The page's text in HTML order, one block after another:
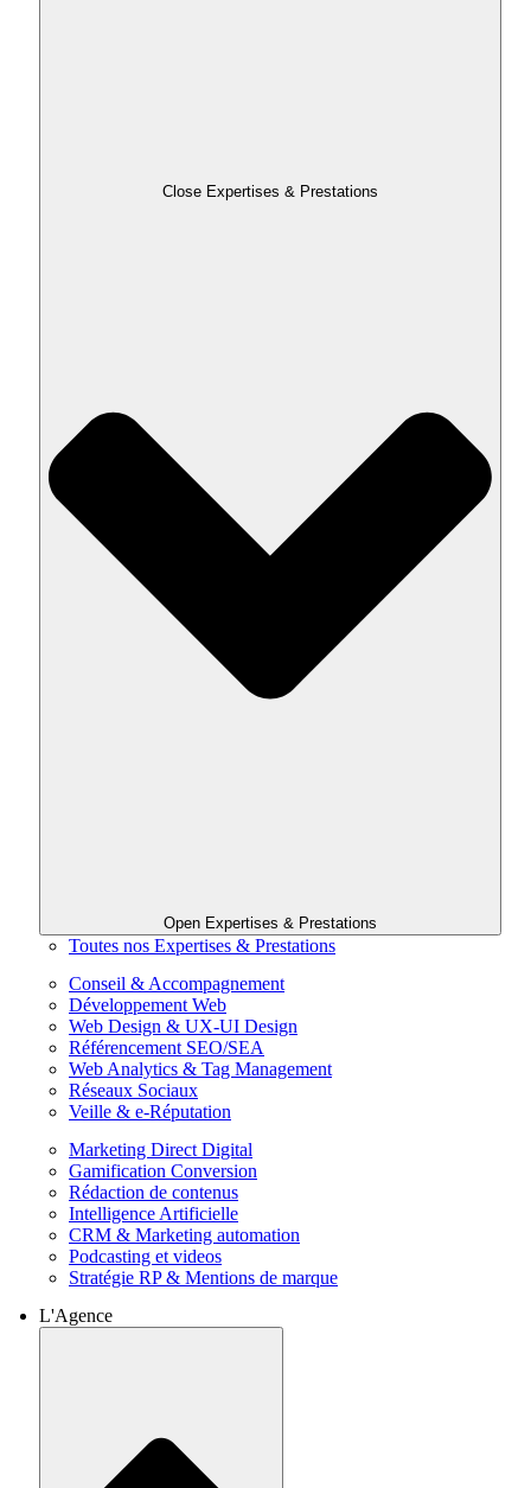
Close Expertises & Prestations
Open Expertises & Prestations
Toutes nos Expertises & Prestations
Conseil & Accompagnement
Développement Web
Web Design & UX-UI Design
Référencement SEO/SEA
Web Analytics & Tag Management
Réseaux Sociaux
Veille & e-Réputation
Marketing Direct Digital
Gamification Conversion
Rédaction de contenus
Intelligence Artificielle
CRM & Marketing automation
Podcasting et videos
Stratégie RP & Mentions de marque
L'Agence